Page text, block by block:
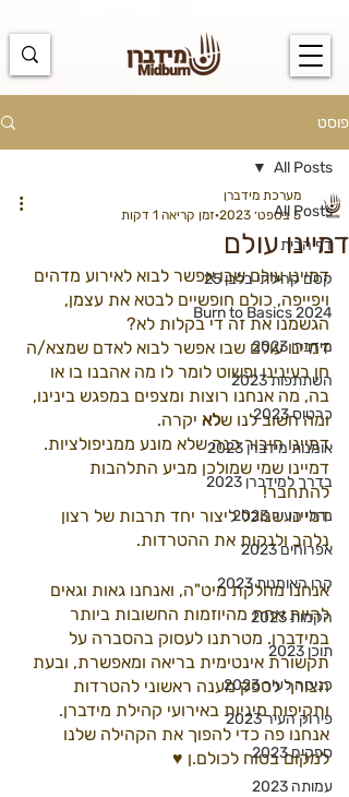
פוסט
All Posts
דף הבית
קסם קהילתי בלבן 25
Burn to Basics 2024
מידברן 2023
השתתפות 2023
כרטוס 2023
אומנות מידברן 2023
בדרך למידברן 2023
נהלי העיר 2023
אפרוחים 2023
קרן האומנות 2023
הקמות 2023
תוכן 2023
כניסה לעיר 2023
פירוק העיר 2023
ספקים 2023
עמותה 2023
All Posts
דמיינו עולם
מערכת מידברן
5 בספט׳ 2023
זמן קריאה 1 דקות
דמיינו עולם שבו אפשר לבוא לאירוע מדהים
ויפייפה, כולם חופשיים לבטא את עצמן,
הגשמנו את זה די בקלות לא?
דמיינו עולם שבו אפשר לבוא לאדם שמצא/ה
חן בעינינו ופשוט לומר לו מה אהבנו בו או
בה, מה אנחנו רוצות ומצפים במפגש בינינו,
ומה חשוב לנו שלא יקרה.
דמיינו חיבור כנה שלא מונע ממניפולציות.
דמיינו שמי שמולכן מביע התלהבות
להתחבר!
דמיינו שנוכל ליצור יחד תרבות של רצון
נלהב ולנקות את ההטרדות.
אנחנו מחלקת מיט"ה, ואנחנו גאות וגאים
להיות אחת מהיוזמות החשובות ביותר
במידברן. מטרתנו לעסוק בהסברה על
תקשורת אינטימית בריאה ומאפשרת, ובעת
הצורך לספק מענה ראשוני להטרדות
ותקיפות מיניות באירועי קהילת מידברן.
אנחנו פה כדי להפוך את הקהילה שלנו
למקום בטוח לכולם.ן ♥